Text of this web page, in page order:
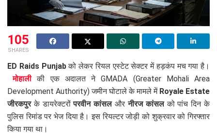
105
SHARES
ED Raids Punjabको लेकर रियल एस्टेट सेक्टर में हड़कंप मच गया है।
मोहालीकी एक अदालत ने GMADA (Greater Mohali Area
Development Authority) जमीन घोटाले के मामले में Royale Estate
जीरकपुरके डायरेक्टरोंपरवीन कांसलऔरनीरज कांसलको पांच दिन के
पुलिस रिमांड पर भेज दिया है। इस रियल्टर जोड़ी को शुक्रवार को गिरफ्तार
किया गया था।